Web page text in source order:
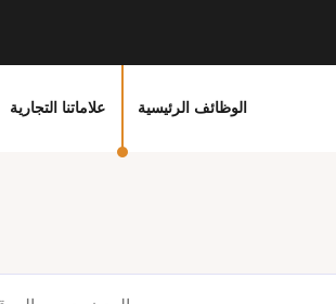
الوظائف الرئيسية علاماتنا التجارية